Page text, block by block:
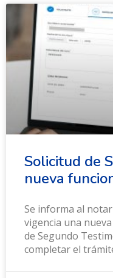
Solicitud de
nueva
Se informa al
vigencia una
de Segundo
completar el